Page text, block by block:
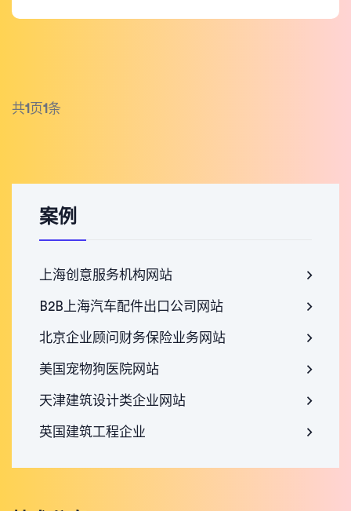
共1 页1条
案例
上海创意服务机构网站
B2B上海汽车配件出口公司网站
北京企业顾问财务保险业务网站
美国宠物狗医院网站
天津建筑设计类企业网站
英国建筑工程企业